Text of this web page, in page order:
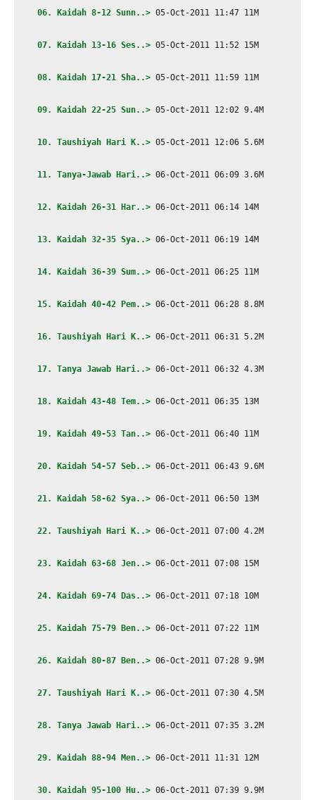
06. Kaidah 8-12 Sunn..> 05-Oct-2011 11:47 11M
07. Kaidah 13-16 Ses..> 05-Oct-2011 11:52 15M
08. Kaidah 17-21 Sha..> 05-Oct-2011 11:59 11M
09. Kaidah 22-25 Sun..> 05-Oct-2011 12:02 9.4M
10. Taushiyah Hari K..> 05-Oct-2011 12:06 5.6M
11. Tanya-Jawab Hari..> 06-Oct-2011 06:09 3.6M
12. Kaidah 26-31 Har..> 06-Oct-2011 06:14 14M
13. Kaidah 32-35 Sya..> 06-Oct-2011 06:19 14M
14. Kaidah 36-39 Sum..> 06-Oct-2011 06:25 11M
15. Kaidah 40-42 Pem..> 06-Oct-2011 06:28 8.8M
16. Taushiyah Hari K..> 06-Oct-2011 06:31 5.2M
17. Tanya Jawab Hari..> 06-Oct-2011 06:32 4.3M
18. Kaidah 43-48 Tem..> 06-Oct-2011 06:35 13M
19. Kaidah 49-53 Tan..> 06-Oct-2011 06:40 11M
20. Kaidah 54-57 Seb..> 06-Oct-2011 06:43 9.6M
21. Kaidah 58-62 Sya..> 06-Oct-2011 06:50 13M
22. Taushiyah Hari K..> 06-Oct-2011 07:00 4.2M
23. Kaidah 63-68 Jen..> 06-Oct-2011 07:08 15M
24. Kaidah 69-74 Das..> 06-Oct-2011 07:18 10M
25. Kaidah 75-79 Ben..> 06-Oct-2011 07:22 11M
26. Kaidah 80-87 Ben..> 06-Oct-2011 07:28 9.9M
27. Taushiyah Hari K..> 06-Oct-2011 07:30 4.5M
28. Tanya Jawab Hari..> 06-Oct-2011 07:35 3.2M
29. Kaidah 88-94 Men..> 06-Oct-2011 11:31 12M
30. Kaidah 95-100 Hu..> 06-Oct-2011 07:39 9.9M